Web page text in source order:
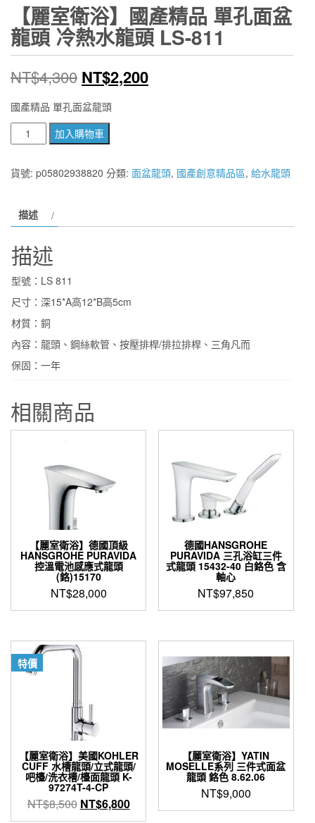
【麗室衛浴】國產精品 單孔面盆
龍頭 冷熱水龍頭 LS-811
NT$4,300 原
始
價
NT$4,300。
NT$2,200目
NT$2,200。
國產精品 單孔面盆龍頭
【麗
室
衛
浴】
產
品
孔
面
盆
龍
頭
水
龍
加入購物車
貨號: p05802938820 分類: 面盆龍頭, 國產創意精品區, 給水龍頭
描述
描述
型號：LS 811
尺寸：深15*A高12*B高5cm
材質：銅
內容：龍頭、鋼絲軟管、按壓排桿/排拉排桿、三角凡而
保固：一年
相關商品
【麗室衛浴】德國頂級
HANSGROHE PURAVIDA
控溫電池感應式龍頭
(鉻)15170
NT$28,000
德國HANSGROHE
PURAVIDA 三孔浴缸三件
式龍頭 15432-40 白鉻色 含
軸心
NT$97,850
特價
【麗室衛浴】美國KOHLER
CUFF 水槽龍頭/立式龍頭/
吧檯/洗衣槽/檯面龍頭 K-
97274T-4-CP
NT$8,500 原
始
NT$6,800目
前
【麗室衛浴】YATIN
MOSELLE系列 三件式面盆
龍頭 鉻色 8.62.06
NT$9,000